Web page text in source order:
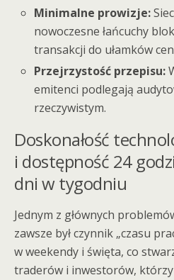
Minimalne prowizje:
nowoczesne łańcuchy
transakcji do ułamków
Przejrzystość przepisu:
emitenci podlegają
rzeczywistym.
Doskonałość
i dostępność 24
dni w tygodniu
Jednym z głównych
zawsze był czynnik „czasu
w weekendy i święta, co
traderów i inwestorów, którzy